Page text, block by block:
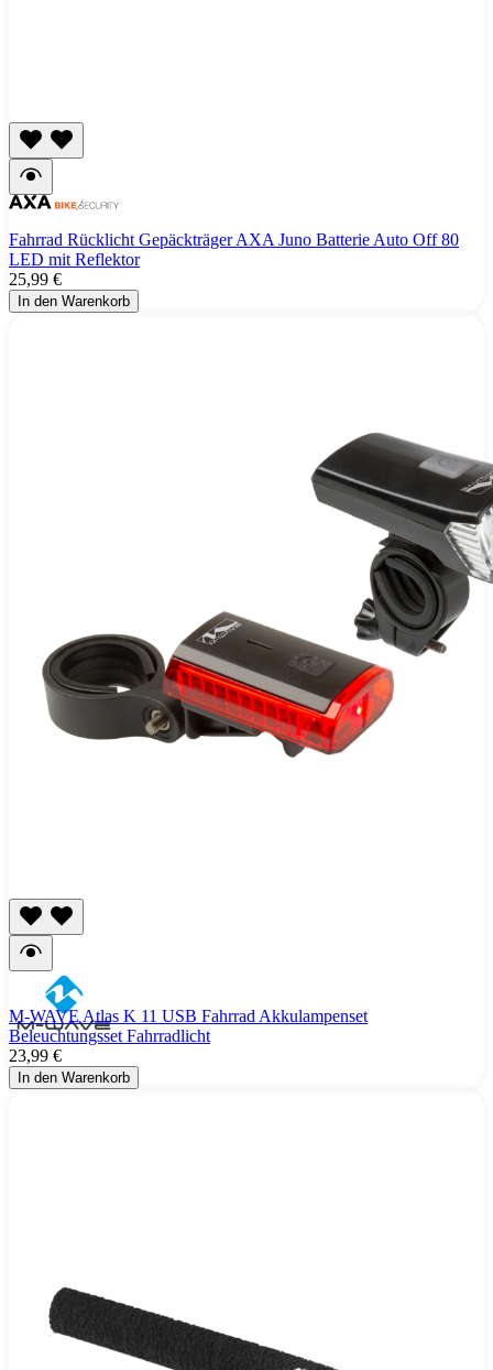
Fahrrad Rücklicht Gepäckträger AXA Juno Batterie Auto Off 80
LED mit Reflektor
25,99 €
In den Warenkorb
M-WAVE Atlas K 11 USB Fahrrad Akkulampenset
Beleuchtungsset Fahrradlicht
23,99 €
In den Warenkorb